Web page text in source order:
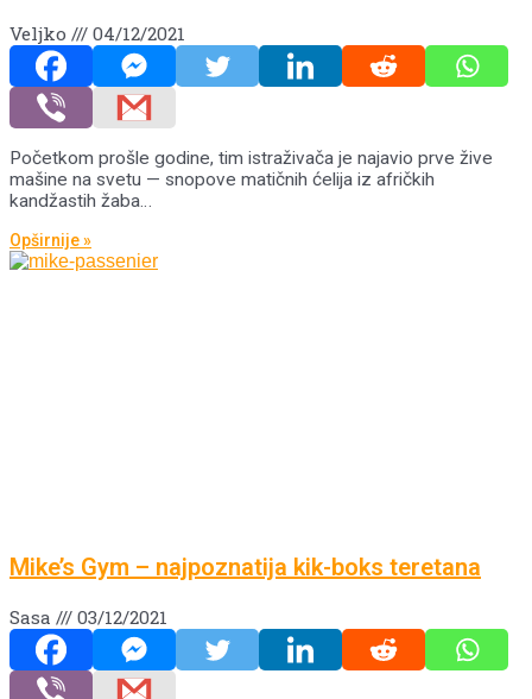
Veljko 04/12/2021
Početkom prošle godine, tim istraživača je najavio prve žive
mašine na svetu — snopove matičnih ćelija iz afričkih
kandžastih žaba…
Opširnije »
Mike’s Gym – najpoznatija kik-boks teretana
Sasa 03/12/2021